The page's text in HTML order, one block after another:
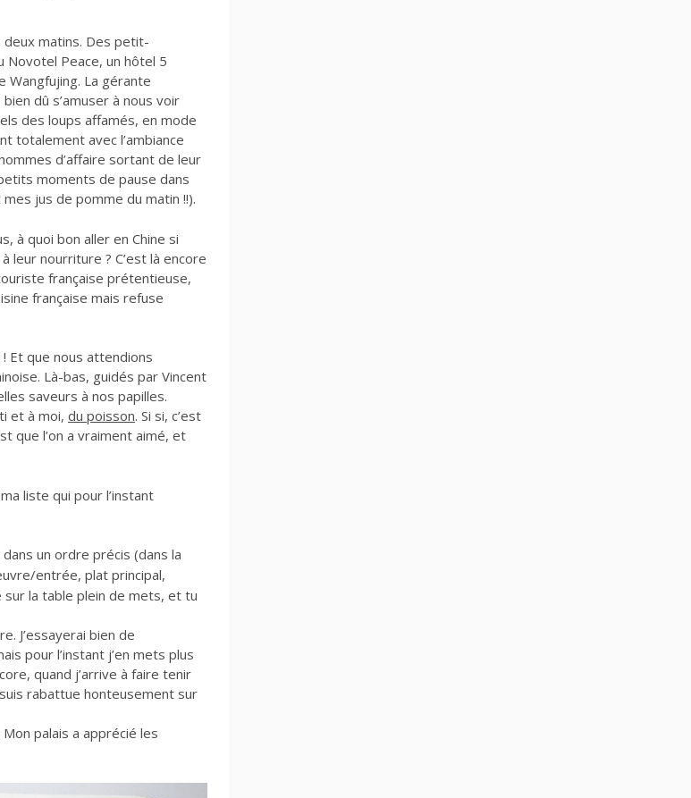
deux matins. Des petit-
Novotel Peace, un hôtel 5
Wangfujing. La gérante
dû s’amuser à nous voir
des loups affamés, en mode
totalement avec l’ambiance
d’affaire sortant de leur
moments de pause dans
jus de pomme du matin !!).
à quoi bon aller en Chine si
leur nourriture ? C’est là encore
française prétentieuse,
française mais refuse
! Et que nous attendions
Là-bas, guidés par Vincent
saveurs à nos papilles.
et à moi, du poisson. Si si, c’est
que l’on a vraiment aimé, et
liste qui pour l’instant
un ordre précis (dans la
entrée, plat principal,
la table plein de mets, et tu
J’essayerai bien de
pour l’instant j’en mets plus
quand j’arrive à faire tenir
rabattue honteusement sur
Mon palais a apprécié les